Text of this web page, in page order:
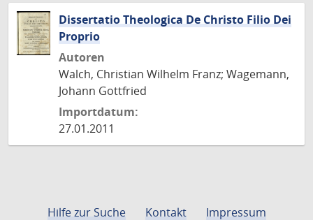
Dissertatio Theologica De Christo Filio Dei
Proprio
Autoren
Walch, Christian Wilhelm Franz; Wagemann,
Johann Gottfried
Importdatum:
27.01.2011
Hilfe zur Suche Kontakt
Impressum